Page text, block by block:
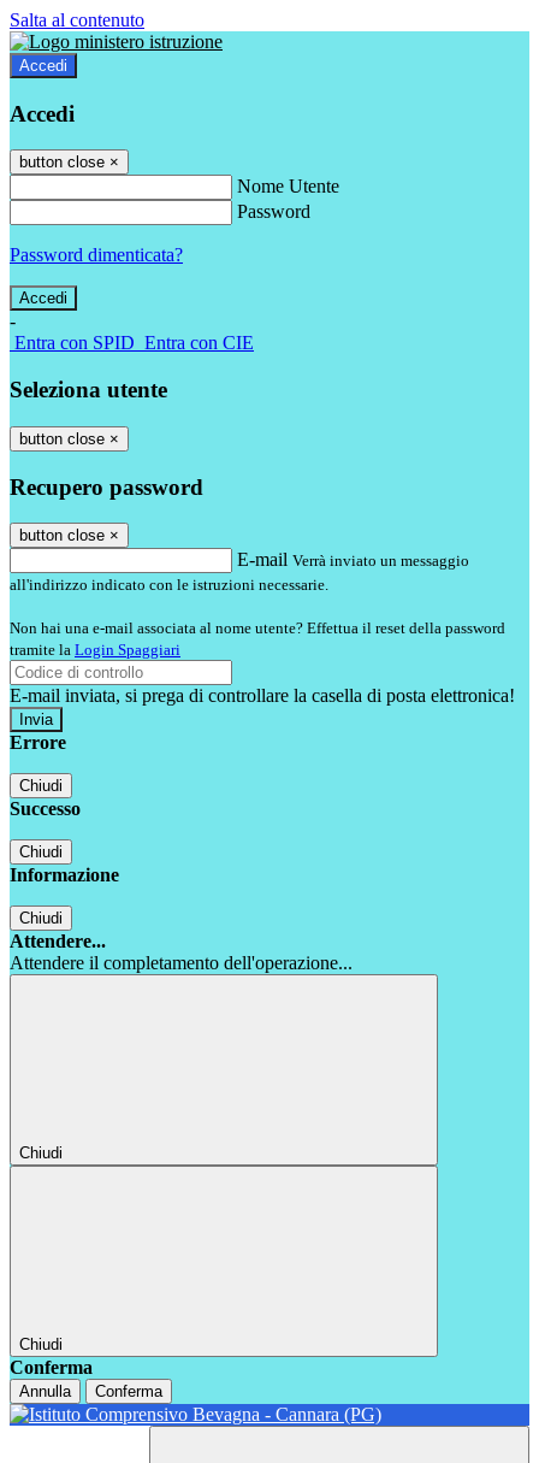
Salta al contenuto
Accedi
Accedi
button close ×
Nome Utente
Password
Password dimenticata?
-
Entra con SPID Entra con CIE
Seleziona utente
button close ×
Recupero password
button close ×
E-mail Verrà inviato un messaggio
all'indirizzo indicato con le istruzioni necessarie.
Non hai una e-mail associata al nome utente? Effettua il reset della password
tramite la Login Spaggiari
E-mail inviata, si prega di controllare la casella di posta elettronica!
Errore
Chiudi
Successo
Chiudi
Informazione
Chiudi
Attendere...
Attendere il completamento dell'operazione...
Chiudi
Chiudi
Conferma
Annulla Conferma